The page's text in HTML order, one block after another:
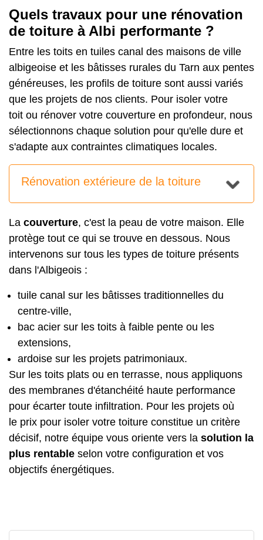
Quels travaux pour une rénovation
de toiture à Albi performante ?
Entre les toits en tuiles canal des maisons de ville
albigeoise et les bâtisses rurales du Tarn aux pentes
généreuses, les profils de toiture sont aussi variés
que les projets de nos clients. Pour isoler votre
toit ou rénover votre couverture en profondeur, nous
sélectionnons chaque solution pour qu'elle dure et
s'adapte aux contraintes climatiques locales.
Rénovation extérieure de la toiture
La couverture, c'est la peau de votre maison. Elle
protège tout ce qui se trouve en dessous. Nous
intervenons sur tous les types de toiture présents
dans l'Albigeois :
tuile canal sur les bâtisses traditionnelles du
centre-ville,
bac acier sur les toits à faible pente ou les
extensions,
ardoise sur les projets patrimoniaux.
Sur les toits plats ou en terrasse, nous appliquons
des membranes d'étanchéité haute performance
pour écarter toute infiltration. Pour les projets où
le prix pour isoler votre toiture constitue un critère
décisif, notre équipe vous oriente vers la solution la
plus rentable selon votre configuration et vos
objectifs énergétiques.